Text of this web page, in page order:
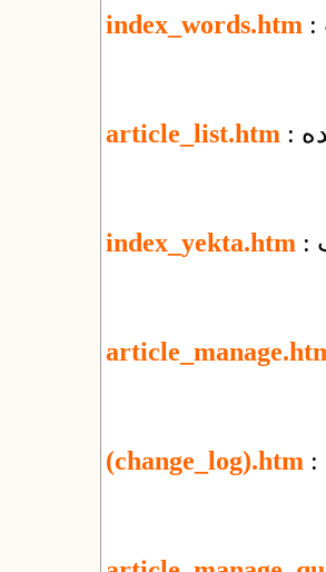
index_words.htm
article_list.htm
index_yekta.htm
(change_log).htm